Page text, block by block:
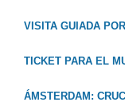
VISITA GUIADA
TICKET PARA EL
ÁMSTERDAM: